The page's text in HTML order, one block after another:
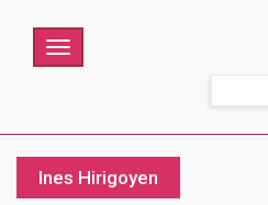
Menu
Ines Hirigoyen